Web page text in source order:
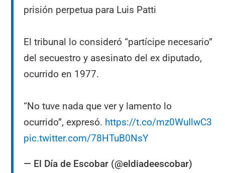
prisión perpetua para Luis Patti
El tribunal lo consideró “partícipe necesario”
del secuestro y asesinato del ex diputado,
ocurrido en 1977.
“No tuve nada que ver y lamento lo
ocurrido”, expresó. https://t.co/mz0WuIlwC3
pic.twitter.com/78HTuB0NsY
— El Día de Escobar (@eldiadeescobar)